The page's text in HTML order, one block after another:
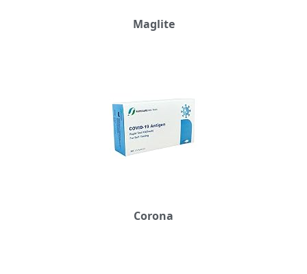
Maglite
Corona